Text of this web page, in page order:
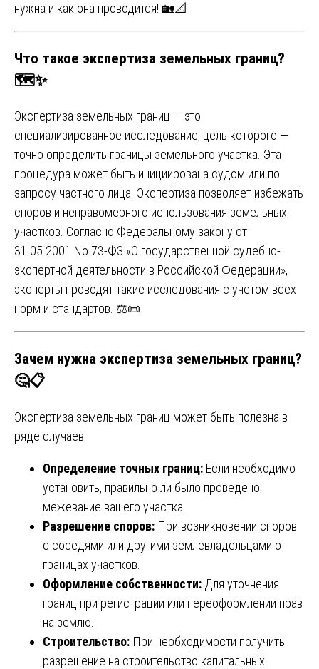
нужна и как она проводится! 🏡📐
Что такое экспертиза земельных границ?
🗺️✨
Экспертиза земельных границ — это
специализированное исследование, цель которого —
точно определить границы земельного участка. Эта
процедура может быть инициирована судом или по
запросу частного лица. Экспертиза позволяет избежать
споров и неправомерного использования земельных
участков. Согласно Федеральному закону от
31.05.2001 No 73-ФЗ «О государственной судебно-
экспертной деятельности в Российской Федерации»,
эксперты проводят такие исследования с учетом всех
норм и стандартов. ⚖️📜
Зачем нужна экспертиза земельных границ?
🤔📋
Экспертиза земельных границ может быть полезна в
ряде случаев:
Определение точных границ: Если необходимо
установить, правильно ли было проведено
межевание вашего участка.
Разрешение споров: При возникновении споров
с соседями или другими землевладельцами о
границах участков.
Оформление собственности: Для уточнения
границ при регистрации или переоформлении прав
на землю.
Строительство: При необходимости получить
разрешение на строительство капитальных